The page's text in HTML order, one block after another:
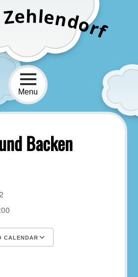
Zehlendor
f
Menu
Backen
CALENDAR